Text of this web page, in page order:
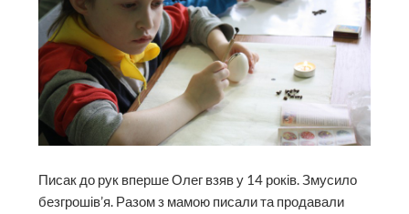
Писак до рук вперше Олег взяв у 14 років. Змусило
безгрошів’я. Разом з мамою писали та продавали